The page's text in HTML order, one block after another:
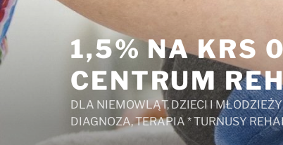
Przejdź
do
treści
1,5% NA KRS
CENTRUM
DLA NIEMOWLĄT, DZIECI I
DIAGNOZA, TERAPIA * TURNUSY